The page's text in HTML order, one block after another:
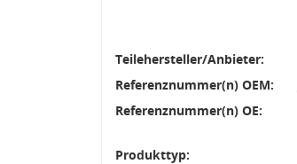
Teilehersteller/Anbieter:
Referenznummer(n) OEM:
Referenznummer(n) OE:
Produkttyp: